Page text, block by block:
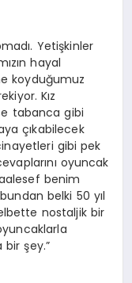
Yetişkinler
hayal
koyduğumuz
Kız
tabanca gibi
çıkabilecek
gibi pek
oyuncak
benim
belki 50 yıl
nostaljik bir
şey.”